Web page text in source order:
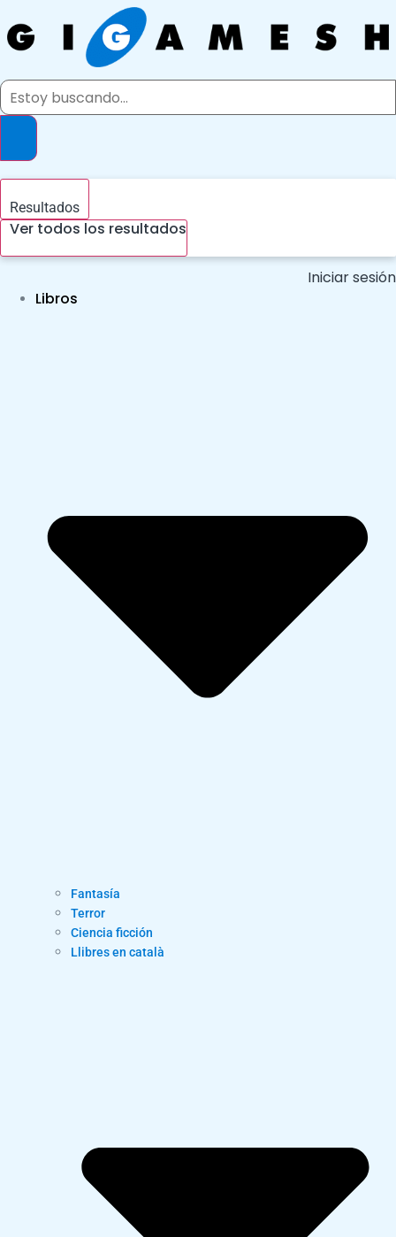
al
contenido
Search
Resultados
Ver todos los resultados
Iniciar sesión
Libros
Fantasía
Terror
Ciencia ficción
Llibres en català